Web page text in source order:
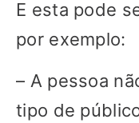
E esta pode
por exemplo:
– A pessoa
tipo de